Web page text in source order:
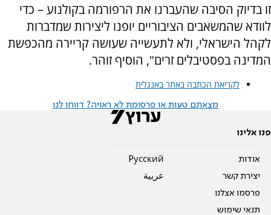
זו בדיוק הסיבה שהעברנו את הרפורמה בקולנוע – כדי
לוודא שהמשאבים הציבוריים יופנו ליצירות שמדברות
לקהל הישראלי, ולא לתעשייה שעושה קריירה מהכפשת
המדינה בפסטיבלים זרים", הוסיף זוהר.
לקריאת הכתבה באתר באנגלית
מצאתם טעות או פרסומת לא ראויה? דווחו לנו
פנו אלינו
אודות
יצירת קשר
פרסמו אצלנו
תנאי שימוש
Pусский
عربية